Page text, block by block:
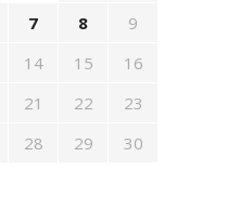
7 8
9
14 15
16
21 22
23
28 29
30